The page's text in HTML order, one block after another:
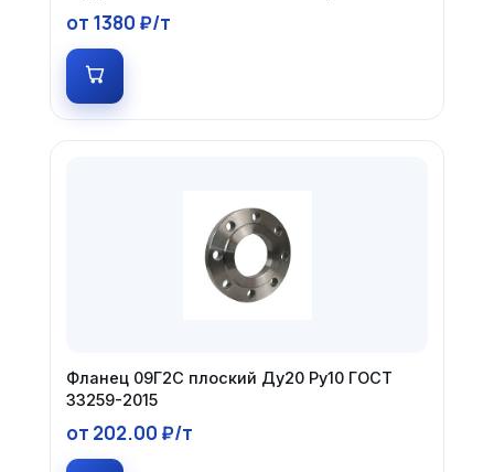
от 1380 ₽/т
Фланец 09Г2С плоский Ду20 Ру10 ГОСТ
33259-2015
от 202.00 ₽/т